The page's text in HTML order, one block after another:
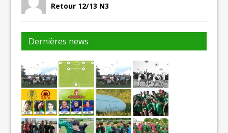
Retour 12/13 N3
Dernières news